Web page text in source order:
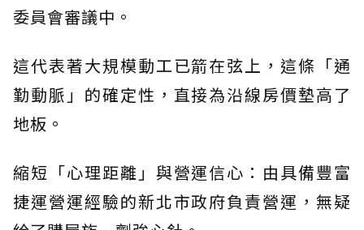
委員會審議中。
這代表著大規模動工已箭在弦上，這條「通
勤動脈」的確定性，直接為沿線房價墊高了
地板。
縮短「心理距離」與營運信心：由具備豐富
捷運營運經驗的新北市政府負責營運，無疑